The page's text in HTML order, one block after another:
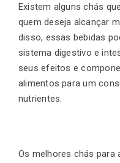
Existem alguns chás
quem deseja alcançar
disso, essas bebidas
sistema digestivo e
seus efeitos e
alimentos para um
nutrientes.
Os melhores chás para